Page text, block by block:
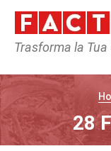
Trasforma la
28